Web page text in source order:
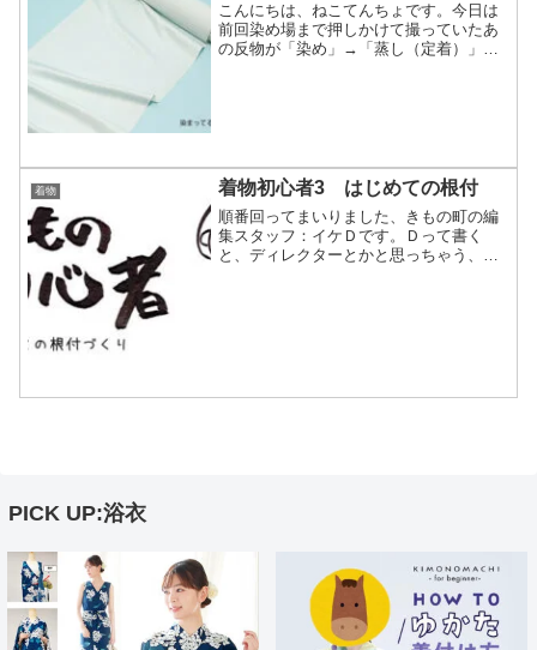
こんにちは、ねこてんちょです。今日は
前回染め場まで押しかけて撮っていたあ
の反物が「染め」→「蒸し（定着）」と
着物 着物初心者3 はじめての根付
順番回ってまいりました、きもの町の編
集スタッフ：イケＤです。Ｄって書く
と、ディレクターとかと思っちゃう、と
PICK UP:浴衣